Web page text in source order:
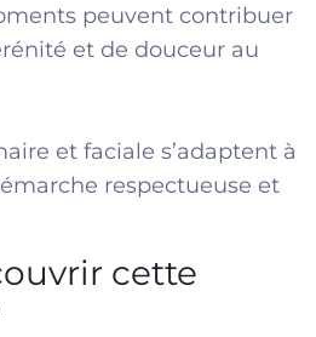
peuvent contribuer
et de douceur au
et faciale s’adaptent à
respectueuse et
cette